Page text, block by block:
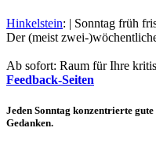
Hinkelstein: | Sonntag früh
Der (meist zwei-
Ab sofort: Raum für Ihre
Feedback-Seiten
Jeden Sonntag konzentrierte
Gedanken.